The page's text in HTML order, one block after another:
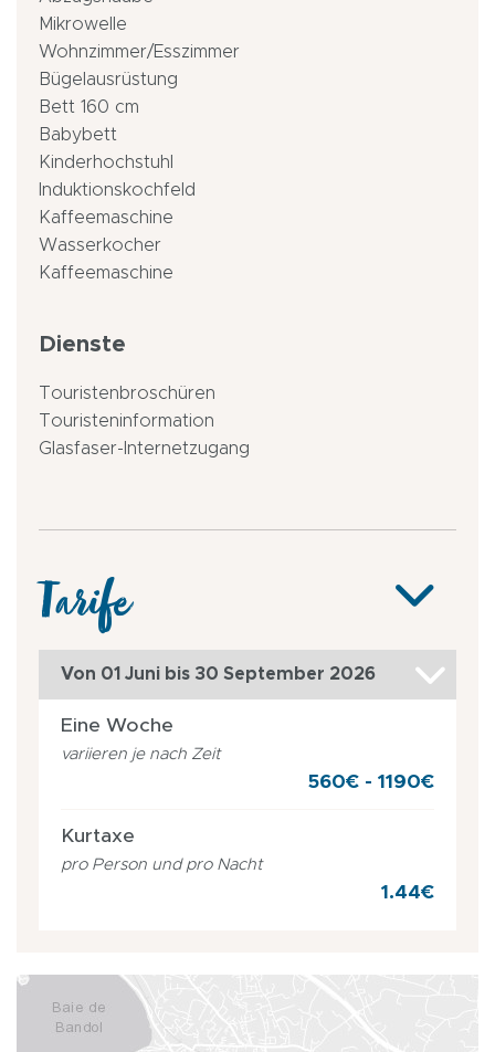
Mikrowelle
Wohnzimmer/Esszimmer
Bügelausrüstung
Bett 160 cm
Babybett
Kinderhochstuhl
Induktionskochfeld
Kaffeemaschine
Wasserkocher
Kaffeemaschine
Dienste
Touristenbroschüren
Touristeninformation
Glasfaser-Internetzugang
Tarife
Von 01 Juni bis 30 September 2026
Eine Woche
variieren je nach Zeit
560€ - 1190€
Kurtaxe
pro Person und pro Nacht
1.44€